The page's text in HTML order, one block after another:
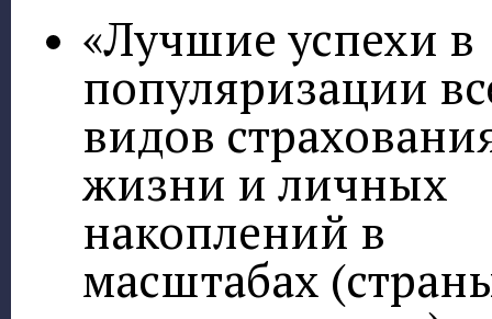
«Лучшие успехи в
популяризации
видов
жизни и личных
накоплений в
масштабах